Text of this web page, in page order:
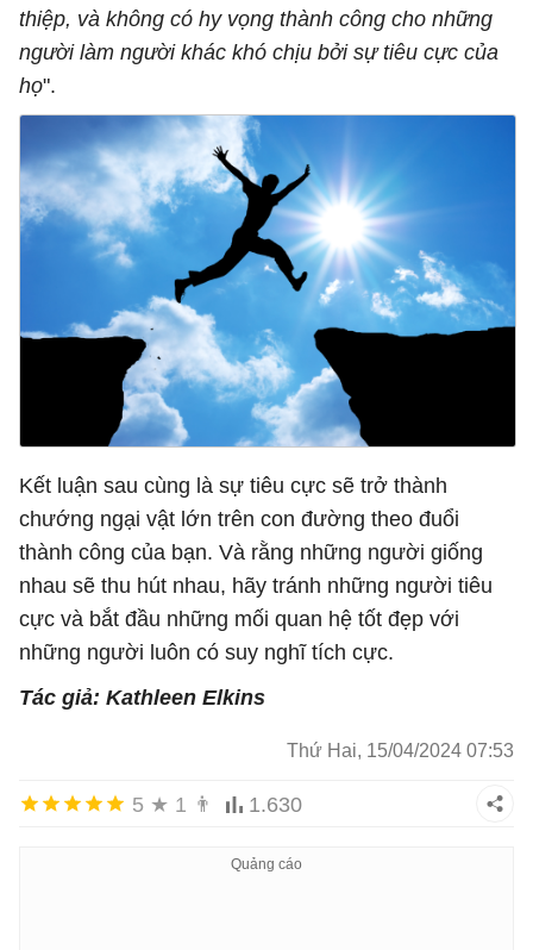
thiệp, và không có hy vọng thành công cho những
người làm người khác khó chịu bởi sự tiêu cực của
họ".
Kết luận sau cùng là sự tiêu cực sẽ trở thành
chướng ngại vật lớn trên con đường theo đuổi
thành công của bạn. Và rằng những người giống
nhau sẽ thu hút nhau, hãy tránh những người tiêu
cực và bắt đầu những mối quan hệ tốt đẹp với
những người luôn có suy nghĩ tích cực.
Tác giả: Kathleen Elkins
Thứ Hai, 15/04/2024 07:53
5 ★ 1 👨 1.630